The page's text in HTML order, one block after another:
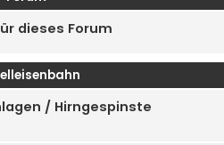
dieses Forum
/ Hirngespinste